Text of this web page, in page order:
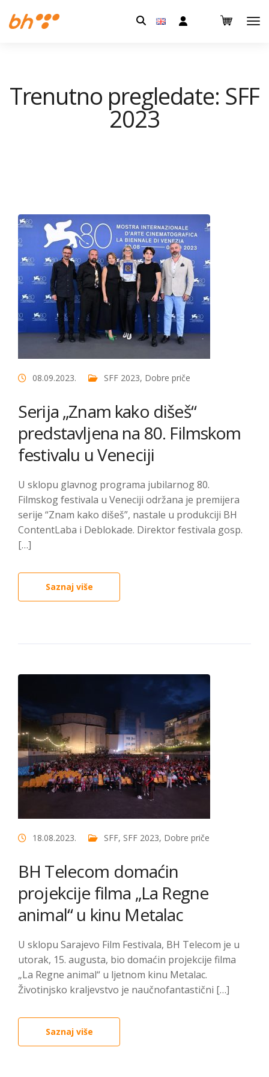
Pretraga:
Trenutno pregledate: SFF
2023
08.09.2023. SFF 2023, Dobre priče
Serija „Znam kako dišeš“
predstavljena na 80. Filmskom
festivalu u Veneciji
U sklopu glavnog programa jubilarnog 80.
Filmskog festivala u Veneciji održana je premijera
serije “Znam kako dišeš”, nastale u produkciji BH
ContentLaba i Deblokade. Direktor festivala gosp.
[…]
Saznaj više
18.08.2023. SFF, SFF 2023, Dobre priče
BH Telecom domaćin
projekcije filma „La Regne
animal“ u kinu Metalac
U sklopu Sarajevo Film Festivala, BH Telecom je u
utorak, 15. augusta, bio domaćin projekcije filma
„La Regne animal“ u ljetnom kinu Metalac.
Životinjsko kraljevstvo je naučnofantastični […]
Saznaj više